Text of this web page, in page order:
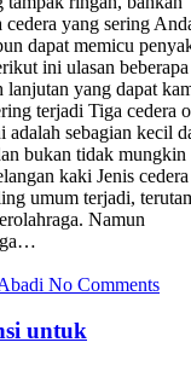
cedera yang sering
dapat memicu
ini ulasan beberapa
lanjutan yang dapat
terjadi Tiga cedera
adalah sebagian kecil
bukan tidak mungkin
kaki Jenis cedera
umum terjadi,
Namun
No Comments
untuk